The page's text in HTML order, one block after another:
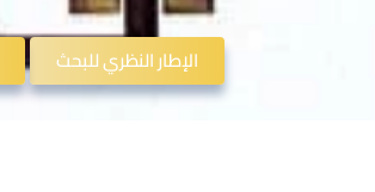
الإطار النظري للبحث